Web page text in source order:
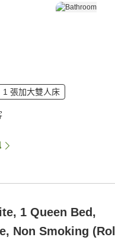
1 張加大雙人床
1 Queen Bed,
Non Smoking